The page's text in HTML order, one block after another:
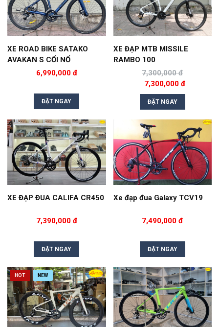
XE ROAD BIKE SATAKO
AVAKAN S CỐI NỔ
6,990,000 đ
ĐẶT NGAY
XE ĐẠP MTB MISSILE
RAMBO 100
7,300,000 đ
7,300,000 đ
ĐẶT NGAY
XE ĐẠP ĐUA CALIFA CR450
7,390,000 đ
ĐẶT NGAY
Xe đạp đua Galaxy TCV19
7,490,000 đ
ĐẶT NGAY
HOT NEW